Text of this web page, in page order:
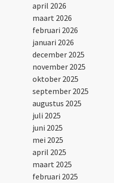
april 2026
maart 2026
februari 2026
januari 2026
december 2025
november 2025
oktober 2025
september 2025
augustus 2025
juli 2025
juni 2025
mei 2025
april 2025
maart 2025
februari 2025